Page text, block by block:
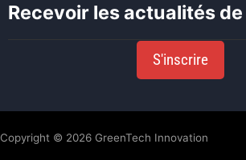
Recevoir les actualités de
S'inscrire
Copyright © 2026 GreenTech Innovation